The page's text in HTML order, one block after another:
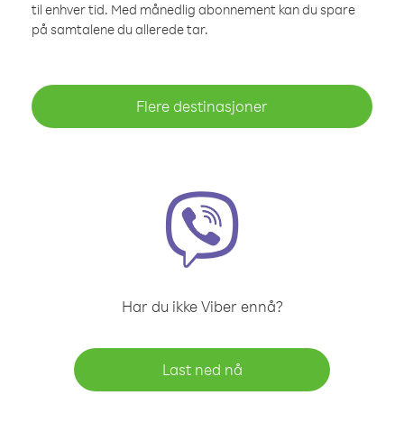
til enhver tid. Med månedlig abonnement kan du spare
på samtalene du allerede tar.
Flere destinasjoner
Har du ikke Viber ennå?
Last ned nå